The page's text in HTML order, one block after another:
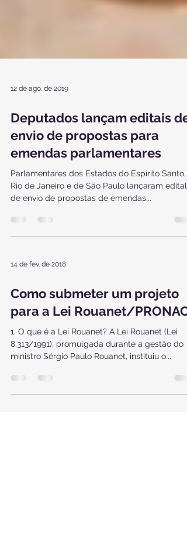
12 de ago. de 2019
Deputados lançam editais de
envio de propostas para
emendas parlamentares
Parlamentares dos Estados do Espírito Santo,
de envio de propostas de emendas...
14 de fev. de 2018
Como submeter um projeto
para a Lei Rouanet/PRONAC?
1. O que é a Lei Rouanet? A Lei Rouanet (Lei
ministro Sérgio Paulo Rouanet, instituiu o...